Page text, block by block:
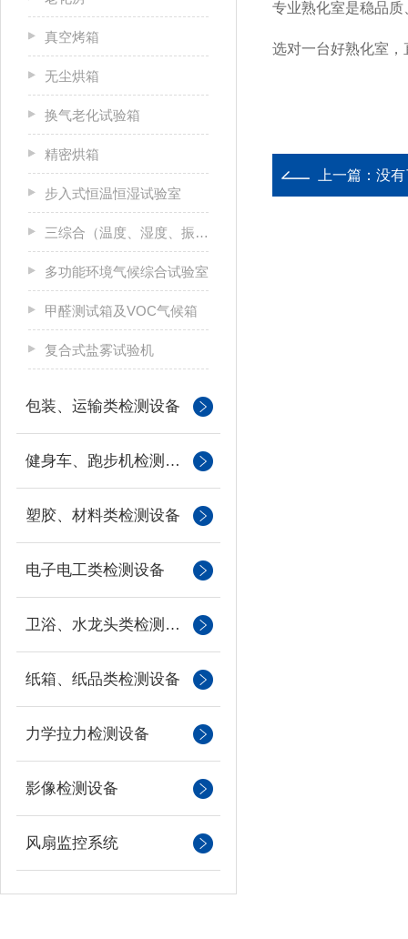
真空烤箱
无尘烘箱
换气老化试验箱
精密烘箱
步入式恒温恒湿试验室
三综合（温度、湿度、振动）试验箱
多功能环境气候综合试验室
甲醛测试箱及VOC气候箱
复合式盐雾试验机
包装、运输类检测设备
健身车、跑步机检测设备
塑胶、材料类检测设备
电子电工类检测设备
卫浴、水龙头类检测设备
纸箱、纸品类检测设备
力学拉力检测设备
影像检测设备
风扇监控系统
专业熟化室是稳品
选对一台好熟化室
上一篇：没